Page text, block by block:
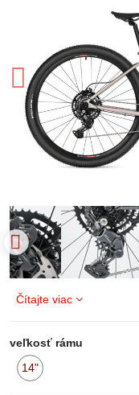
Čítajte viac
veľkosť rámu
14"